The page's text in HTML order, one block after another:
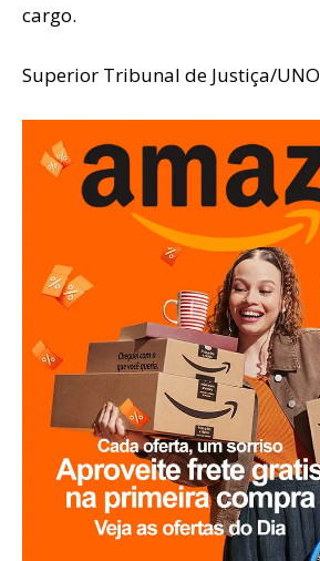
cargo.
Superior Tribunal de Justiça/UNO